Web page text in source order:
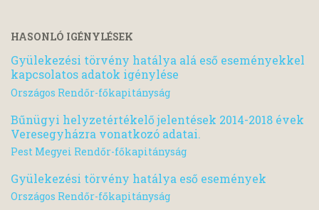
HASONLÓ IGÉNYLÉSEK
Gyülekezési törvény hatálya alá eső eseményekkel
kapcsolatos adatok igénylése
Országos Rendőr-főkapitányság
Bűnügyi helyzetértékelő jelentések 2014-2018 évek
Veresegyházra vonatkozó adatai.
Pest Megyei Rendőr-főkapitányság
Gyülekezési törvény hatálya eső események
Országos Rendőr-főkapitányság